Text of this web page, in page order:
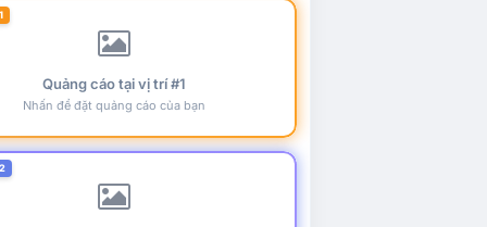
Quảng cáo tại vị trí #1
Nhấn để đặt quảng cáo của bạn